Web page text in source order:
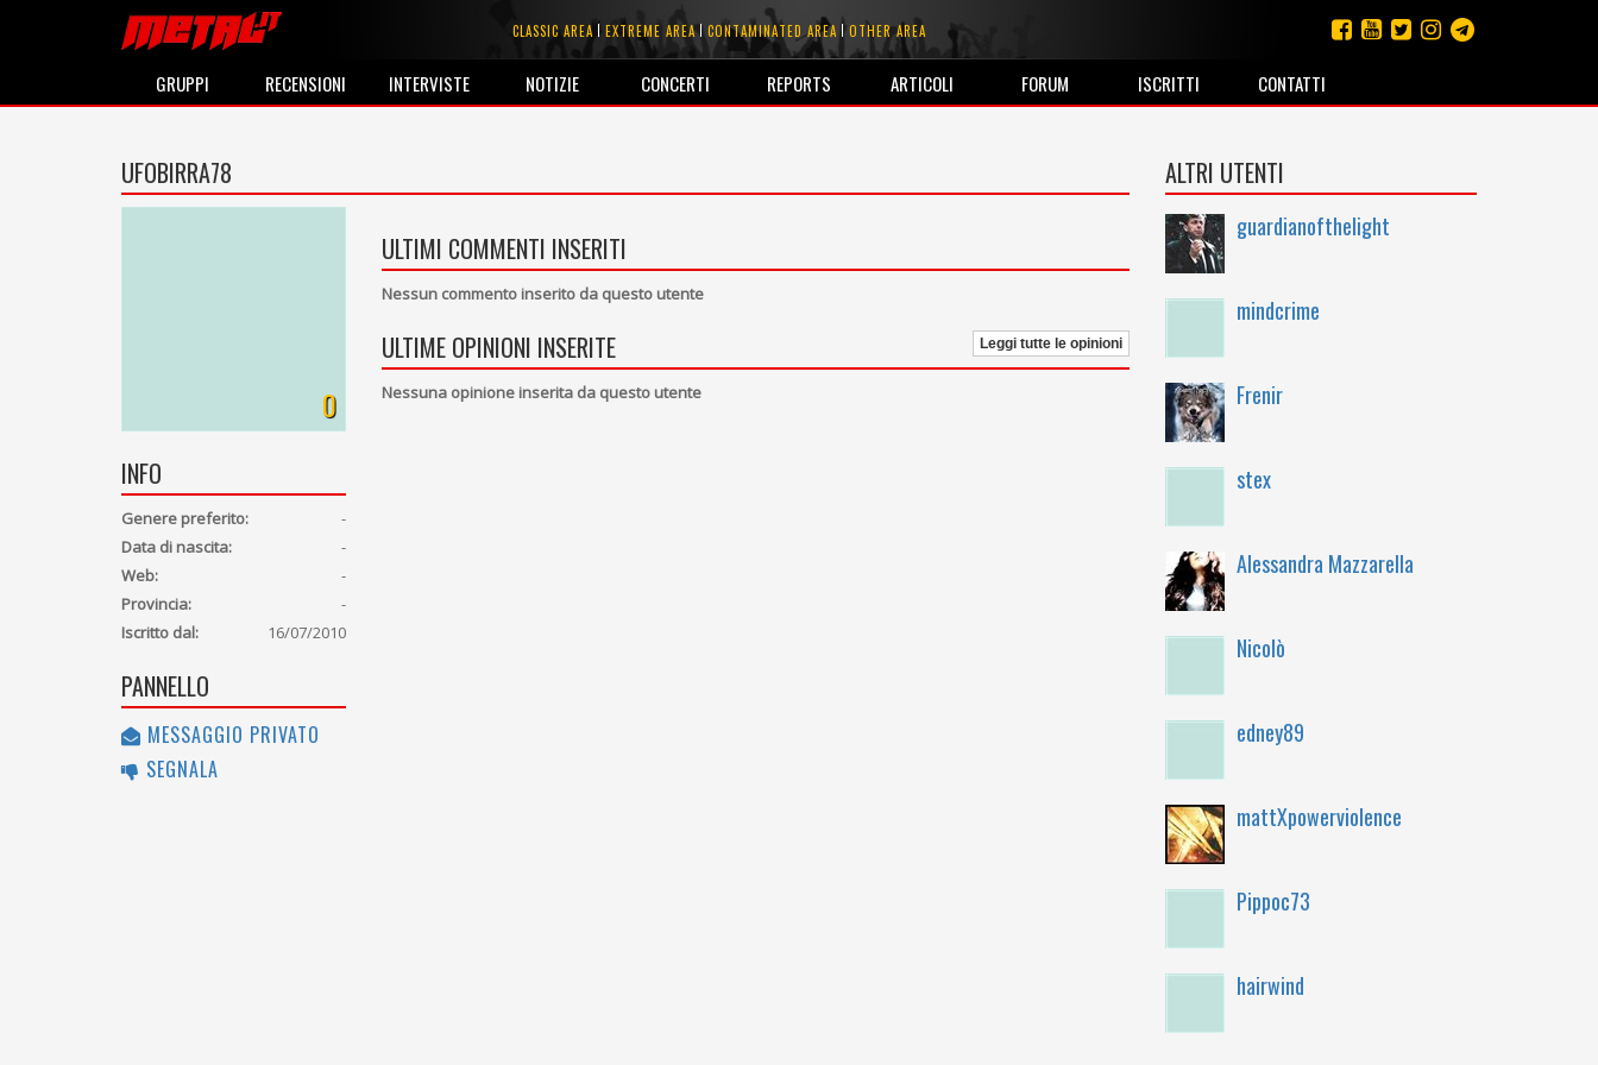
CLASSIC AREA EXTREME AREA CONTAMINATED AREA OTHER AREA
GRUPPI RECENSIONI INTERVISTE NOTIZIE CONCERTI REPORTS ARTICOLI FORUM ISCRITTI CONTATTI
UFOBIRRA78
0
INFO
Genere preferito:
-
Data di nascita:
-
Web:
-
Provincia:
-
Iscritto dal:
16/07/2010
PANNELLO
MESSAGGIO PRIVATO
SEGNALA
ULTIMI COMMENTI INSERITI
Nessun commento inserito da questo utente
ULTIME OPINIONI INSERITE Leggi tutte le opinioni
Nessuna opinione inserita da questo utente
ALTRI UTENTI
guardianofthelight
mindcrime
Frenir
stex
Alessandra Mazzarella
Nicolò
edney89
mattXpowerviolence
Pippoc73
hairwind